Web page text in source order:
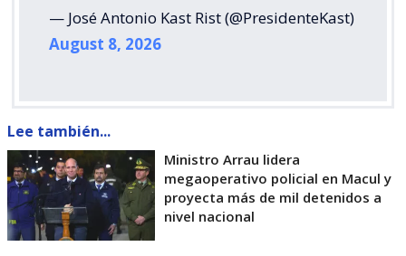
— José Antonio Kast Rist (@PresidenteKast)
August 8, 2026
Lee también...
Ministro Arrau lidera
megaoperativo policial en Macul y
proyecta más de mil detenidos a
nivel nacional